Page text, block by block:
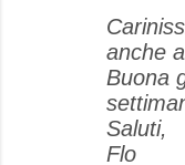
anche
Buona
Saluti,
Flo